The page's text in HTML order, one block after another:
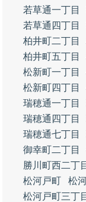
若草通一丁目
若草通四丁目
柏井町二丁目
柏井町五丁目
松新町一丁目
松新町四丁目
瑞穂通一丁目
瑞穂通四丁目
瑞穂通七丁目
御幸町二丁目
勝川町西二丁
松河戸町
松
松河戸町三丁